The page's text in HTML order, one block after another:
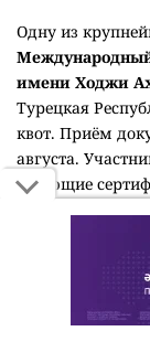
Одну из
Международный
имени Ходжи
Турецкая
квот. Приём
августа.
имеющие
набравшие